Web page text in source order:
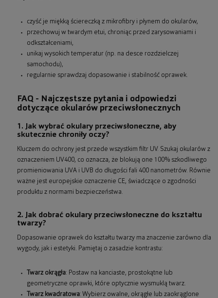
czyść je miękką ściereczką z mikrofibry i płynem do okularów,
przechowuj w twardym etui, chroniąc przed zarysowaniami i
odkształceniami,
unikaj wysokich temperatur (np. na desce rozdzielczej
samochodu),
regularnie sprawdzaj dopasowanie i stabilność oprawek.
FAQ - Najczęstsze pytania i odpowiedzi
dotyczące okularów przeciwsłonecznych
1. Jak wybrać okulary przeciwsłoneczne, aby
skutecznie chroniły oczy?
Kluczem do ochrony jest przede wszystkim filtr UV. Szukaj okularów z
oznaczeniem UV400, co oznacza, że blokują one 100% szkodliwego
promieniowania UVA i UVB do długości fali 400 nanometrów. Równie
ważne jest europejskie oznaczenie CE, świadczące o zgodności
produktu z normami bezpieczeństwa.
2. Jak dobrać okulary przeciwsłoneczne do kształtu
twarzy?
Dopasowanie oprawek do kształtu twarzy ma znaczenie zarówno dla
wygody, jak i estetyki. Pamiętaj o zasadzie kontrastu:
Twarz okrągła: Postaw na kanciaste, prostokątne lub
geometryczne oprawki, które optycznie wysmuklą twarz.
Twarz kwadratowa: Wybierz owalne, okrągłe lub zaokrąglone